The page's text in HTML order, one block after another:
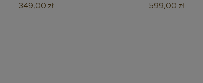
349,00 zł 599,00 zł